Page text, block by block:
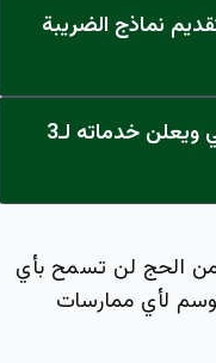
نماذج الضريبة
عاجل: القناة تنطلق... مركز أورام الجامعة يحصل على الاعتماد النهائي ويعلن خدماته لـ3
الحج لن تسمح بأي
لأي ممارسات